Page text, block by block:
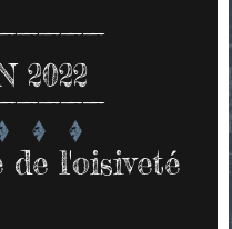
2022
de l'oisiveté